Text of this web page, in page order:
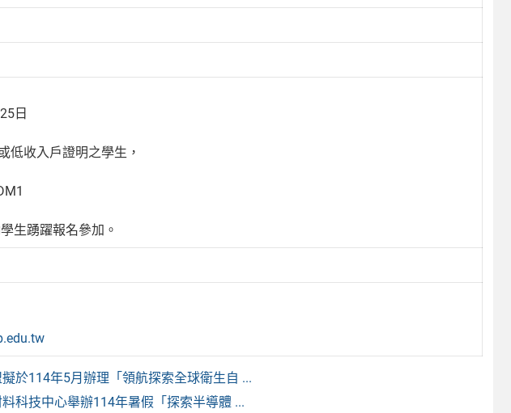
日
低收入戶證明之學生，
生踴躍報名參加。
於114年5月辦理「領航探索全球衛生自 ...
科技中心舉辦114年暑假「探索半導體 ...